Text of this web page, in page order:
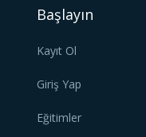
Başlayın
Kayıt Ol
Giriş Yap
Eğitimler